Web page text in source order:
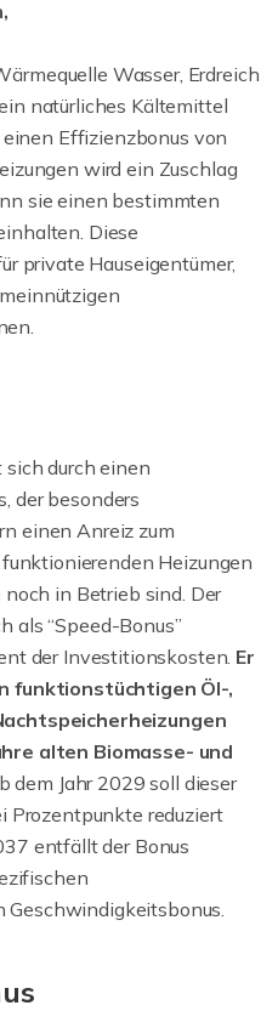
Wasser, Erdreich
natürliches Kältemittel
Effizienzbonus von
wird ein Zuschlag
sie einen bestimmten
Diese
private Hauseigentümer,
sich durch einen
der besonders
einen Anreiz zum
Heizungen
in Betrieb sind. Der
als “Speed-Bonus”
der Investitionskosten. Er
funktionstüchtigen Öl-,
alten Biomasse- und
dem Jahr 2029 soll dieser
Prozentpunkte reduziert
entfällt der Bonus
Geschwindigkeitsbonus.